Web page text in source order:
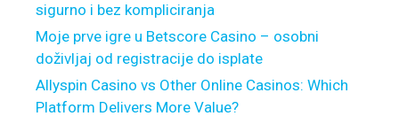
n
e
x
c
sigurno i bez kompliciranja
Moje prve igre u Betscore Casino – osobni
doživljaj od registracije do isplate
Allyspin Casino vs Other Online Casinos: Which
Platform Delivers More Value?